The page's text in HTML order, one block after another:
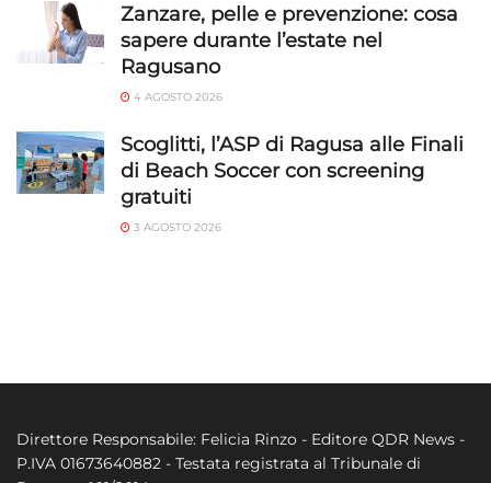
Zanzare, pelle e prevenzione: cosa
sapere durante l’estate nel
Ragusano
4 AGOSTO 2026
Scoglitti, l’ASP di Ragusa alle Finali
di Beach Soccer con screening
gratuiti
3 AGOSTO 2026
Direttore Responsabile: Felicia Rinzo - Editore QDR News -
P.IVA 01673640882 - Testata registrata al Tribunale di